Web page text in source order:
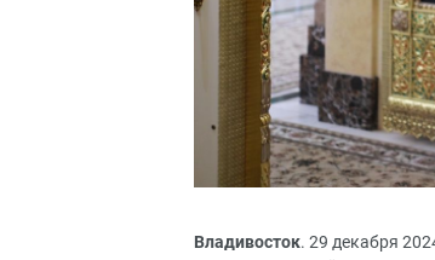
Владивосток. 29 декабря